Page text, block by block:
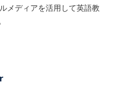
メディアを活用して英語教